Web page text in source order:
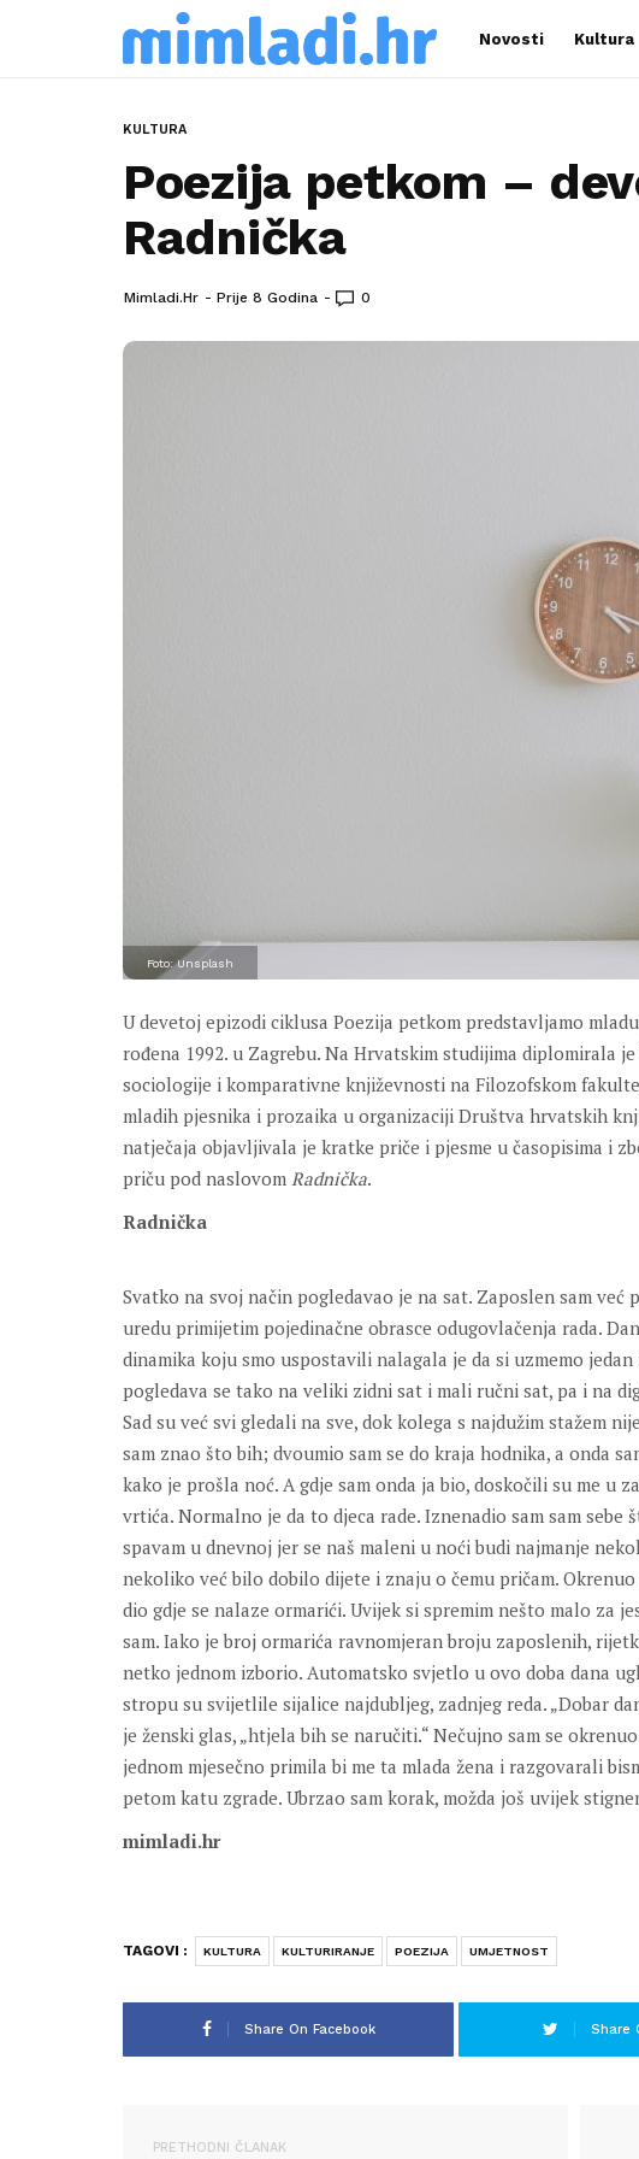
Novosti Kultura
KULTURA
Poezija petkom –
Radnička
Mimladi.hr Prije 8 Godina 0
Foto: Unsplash
U devetoj epizodi ciklusa Poezija petkom predstavljamo
rođena 1992. u Zagrebu. Na Hrvatskim studijima diplomirala
sociologije i komparativne književnosti na Filozofskom
mladih pjesnika i prozaika u organizaciji Društva hrvatskih
natječaja objavljivala je kratke priče i pjesme u časopisima i
priču pod naslovom Radnička.
Radnička
Svatko na svoj način pogledavao je na sat. Zaposlen sam
uredu primijetim pojedinačne obrasce odugovlačenja rada.
dinamika koju smo uspostavili nalagala je da si uzmemo
pogledava se tako na veliki zidni sat i mali ručni sat, pa i na
Sad su već svi gledali na sve, dok kolega s najdužim stažem
sam znao što bih; dvoumio sam se do kraja hodnika, a onda
kako je prošla noć. A gdje sam onda ja bio, doskočili su me u
vrtića. Normalno je da to djeca rade. Iznenadio sam sam sebe
spavam u dnevnoj jer se naš maleni u noći budi najmanje
nekoliko već bilo dobilo dijete i znaju o čemu pričam.
dio gdje se nalaze ormarići. Uvijek si spremim nešto malo za
sam. Iako je broj ormarića ravnomjeran broju zaposlenih,
netko jednom izborio. Automatsko svjetlo u ovo doba dana
stropu su svijetlile sijalice najdubljeg, zadnjeg reda. „Dobar
je ženski glas, „htjela bih se naručiti.“ Nečujno sam se
jednom mjesečno primila bi me ta mlada žena i razgovarali
petom katu zgrade. Ubrzao sam korak, možda još uvijek
mimladi.hr
TAGOVI : KULTURA KULTURIRANJE POEZIJA UMJETNOST
Share On Facebook Share
PRETHODNI ČLANAK